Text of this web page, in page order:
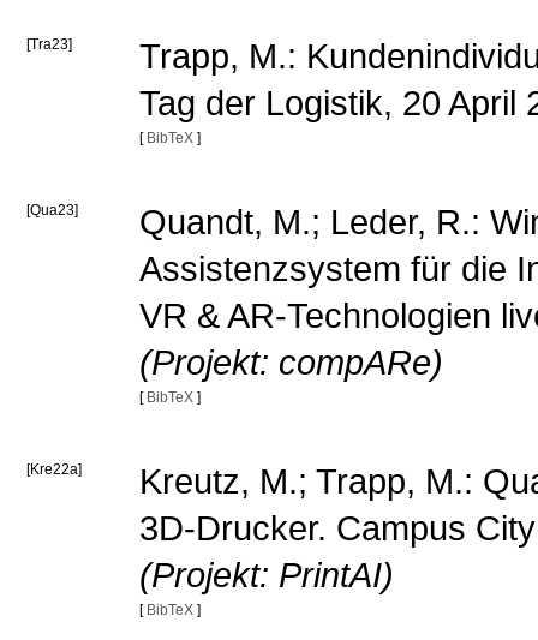
[Tra23]
Trapp, M.:
Tag der Logistik, 20 April
[ BibTeX ]
[Qua23]
Quandt, M.; Leder, R.:
Assistenzsystem für die
VR & AR-Technologien
(Projekt: compARe)
[ BibTeX ]
[Kre22a]
Kreutz, M.; Trapp, M.:
3D-Drucker. Campus
(Projekt: PrintAI)
[ BibTeX ]